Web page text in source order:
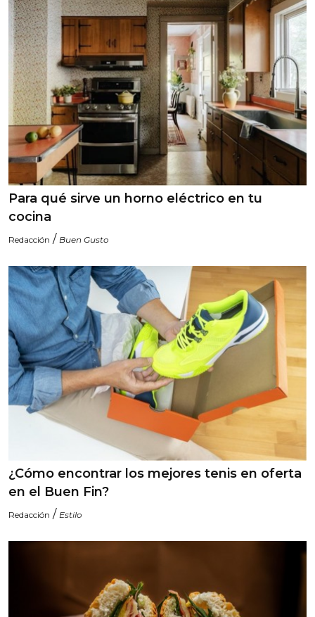
Para qué sirve un horno eléctrico en tu
cocina
Redacción / Buen Gusto
¿Cómo encontrar los mejores tenis en oferta
en el Buen Fin?
Redacción / Estilo